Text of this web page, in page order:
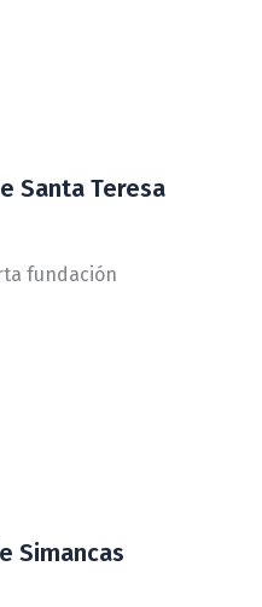
Santa Teresa
fundación
Simancas